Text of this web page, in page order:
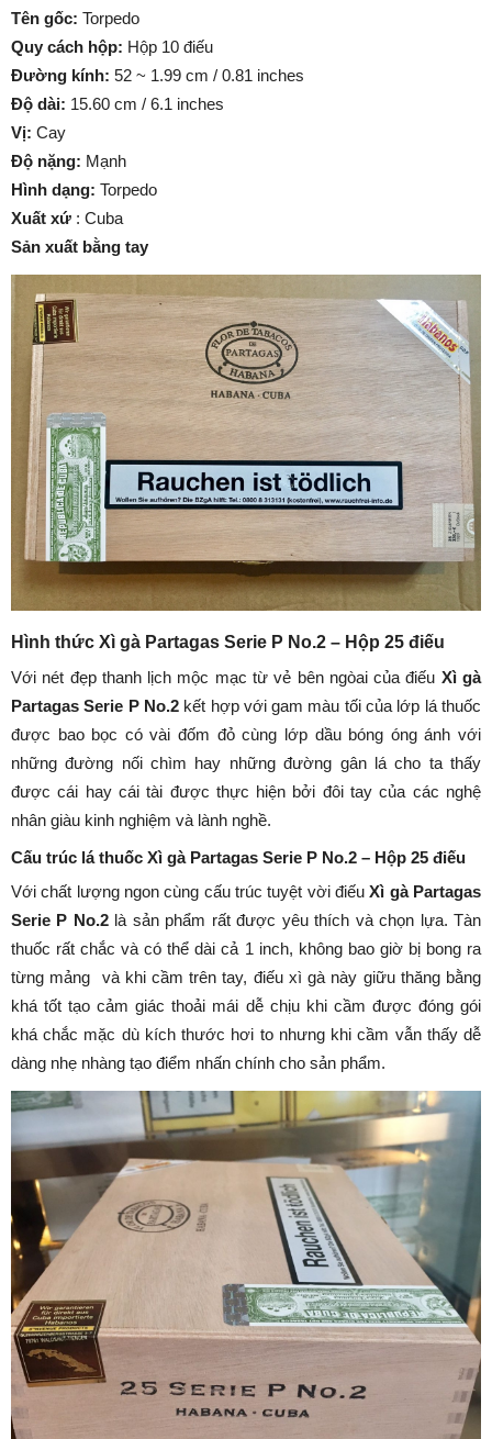
Tên gốc: Torpedo
Quy cách hộp: Hộp 10 điếu
Đường kính: 52 ~ 1.99 cm / 0.81 inches
Độ dài: 15.60 cm / 6.1 inches
Vị: Cay
Độ nặng: Mạnh
Hình dạng: Torpedo
Xuất xứ : Cuba
Sản xuất bằng tay
Hình thức Xì gà Partagas Serie P No.2 – Hộp 25 điếu
Với nét đẹp thanh lịch mộc mạc từ vẻ bên ngòai của điếu Xì gà
Partagas Serie P No.2 kết hợp với gam màu tối của lớp lá thuốc
được bao bọc có vài đốm đỏ cùng lớp dầu bóng óng ánh với
những đường nối chìm hay những đường gân lá cho ta thấy
được cái hay cái tài được thực hiện bởi đôi tay của các nghệ
nhân giàu kinh nghiệm và lành nghề.
Cấu trúc lá thuốc Xì gà Partagas Serie P No.2 – Hộp 25 điếu
Với chất lượng ngon cùng cấu trúc tuyệt vời điếuXì gà Partagas
Serie P No.2 là sản phẩm rất được yêu thích và chọn lựa. Tàn
thuốc rất chắc và có thể dài cả 1 inch, không bao giờ bị bong ra
từng mảng và khi cầm trên tay, điếu xì gà này giữu thăng bằng
khá tốt tạo cảm giác thoải mái dễ chịu khi cầm được đóng gói
khá chắc mặc dù kích thước hơi to nhưng khi cầm vẫn thấy dễ
dàng nhẹ nhàng tạo điểm nhấn chính cho sản phẩm.